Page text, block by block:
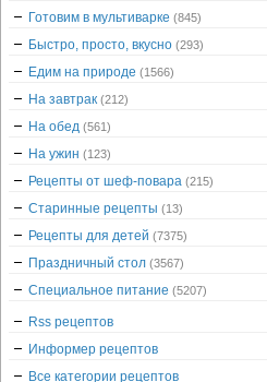
Готовим в мультиварке (845)
Быстро, просто, вкусно (293)
Едим на природе (1566)
На завтрак (212)
На обед (561)
На ужин (123)
Рецепты от шеф-повара (215)
Старинные рецепты (13)
Рецепты для детей (7375)
Праздничный стол (3567)
Специальное питание (5207)
Rss рецептов
Информер рецептов
Все категории рецептов